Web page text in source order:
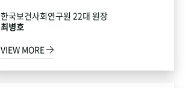
한국보건사회연구원 22대 원장
최병호
VIEW MORE